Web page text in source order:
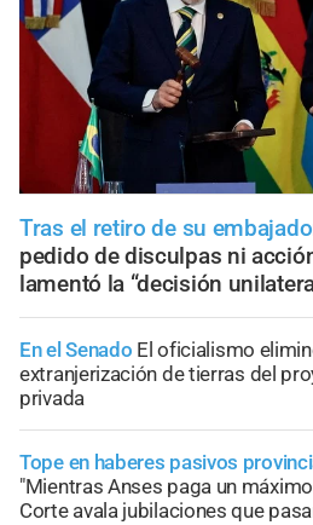
Tras el retiro de su
pedido de disculpas ni
lamentó la “decisión
En el Senado El oficialismo
extranjerización de tierras del
privada
Tope en haberes pasivos
"Mientras Anses paga un
Corte avala jubilaciones que